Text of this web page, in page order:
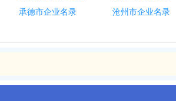
承德市企业名录
沧州市企业名录